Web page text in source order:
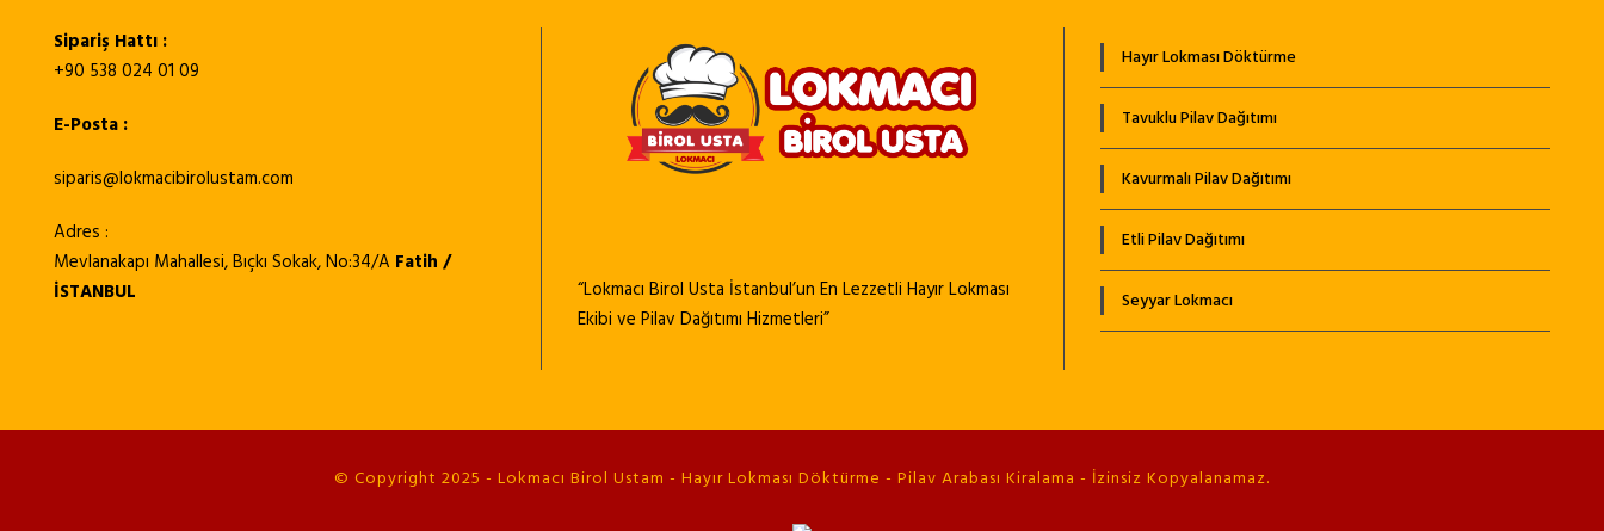
Sipariş Hattı :
+90 538 024 01 09
E-Posta :
siparis@lokmacibirolustam.com
Adres :
Mevlanakapı Mahallesi, Bıçkı Sokak, No:34/A Fatih /
İSTANBUL
“Lokmacı Birol Usta İstanbul’un En Lezzetli Hayır Lokması
Ekibi ve Pilav Dağıtımı Hizmetleri”
Hayır Lokması Döktürme
Tavuklu Pilav Dağıtımı
Kavurmalı Pilav Dağıtımı
Etli Pilav Dağıtımı
Seyyar Lokmacı
© Copyright 2025 - Lokmacı Birol Ustam - Hayır Lokması Döktürme - Pilav Arabası Kiralama - İzinsiz Kopyalanamaz.